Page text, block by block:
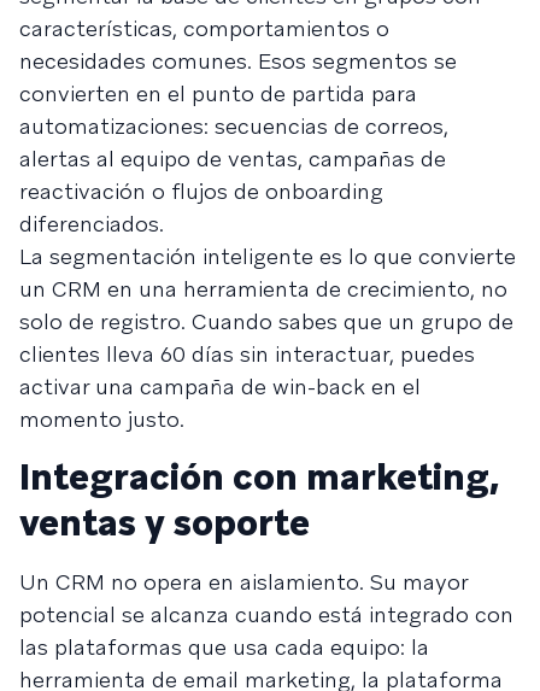
características, comportamientos o
necesidades comunes. Esos segmentos se
convierten en el punto de partida para
automatizaciones: secuencias de correos,
alertas al equipo de ventas, campañas de
reactivación o flujos de onboarding
diferenciados.
La segmentación inteligente es lo que convierte
un CRM en una herramienta de crecimiento, no
solo de registro. Cuando sabes que un grupo de
clientes lleva 60 días sin interactuar, puedes
activar una campaña de win-back en el
momento justo.
Integración con marketing,
ventas y soporte
Un CRM no opera en aislamiento. Su mayor
potencial se alcanza cuando está integrado con
las plataformas que usa cada equipo: la
herramienta de email marketing, la plataforma